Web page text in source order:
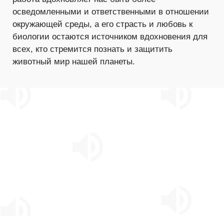
осведомленными и ответственными в отношении
окружающей среды, а его страсть и любовь к
биологии остаются источником вдохновения для
всех, кто стремится познать и защитить
животный мир нашей планеты.